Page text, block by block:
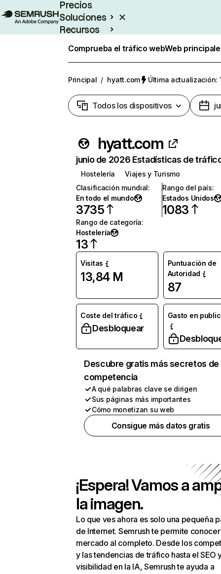
Precios
Soluciones
Recursos
Comprueba el tráfico webWeb
Principal / hyatt.com Última actualización:
Todos los dispositivos
hyatt.com
junio de 2026 Estadísticas de
Hostelería
Viajes y Turismo
Clasificación mundial:
En todo el mundo
3735
Rango del país:
Estados Unidos
1083
Rango de categoría:
Hostelería
13
Visitas
13,84 M
Puntuación de
Autoridad
87
Coste del tráfico
Desbloquear
Gasto en
Descubre gratis más secretos de
competencia
A qué palabras clave se dirigen
Sus páginas más importantes
Cómo monetizan su web
Consigue más datos gratis
¡Espera! Vamos a
la imagen.
Lo que ves ahora es solo una pequeña
de Internet. Semrush te permite
mercado al completo. Desde los
y las tendencias de tráfico hasta el SEO
visibilidad en la IA, Semrush te ayuda a